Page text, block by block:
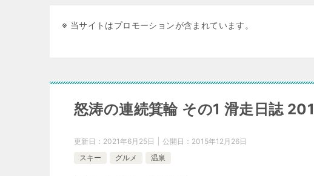
※ 当サイトはプロモーションが含まれています。
怒涛の連続箕輪 その1 滑走日誌
更新日： 2021年6月25日 公開日： 2015年12月26日
スキー
グルメ 温泉